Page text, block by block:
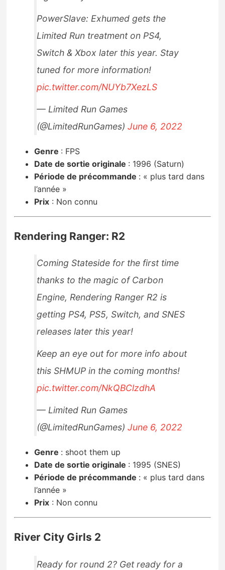
PowerSlave: Exhumed gets the
Limited Run treatment on PS4,
Switch & Xbox later this year. Stay
tuned for more information!
pic.twitter.com/NUYb7XezLS
— Limited Run Games
(@LimitedRunGames)June 6, 2022
Genre : FPS
Date de sortie originale : 1996 (Saturn)
Période de précommande : « plus tard dans
l’année »
Prix : Non connu
Rendering Ranger: R2
Coming Stateside for the first time
thanks to the magic of Carbon
Engine, Rendering Ranger R2 is
getting PS4, PS5, Switch, and SNES
releases later this year!
Keep an eye out for more info about
this SHMUP in the coming months!
pic.twitter.com/NkQBClzdhA
— Limited Run Games
(@LimitedRunGames)June 6, 2022
Genre : shoot them up
Date de sortie originale : 1995 (SNES)
Période de précommande : « plus tard dans
l’année »
Prix : Non connu
River City Girls 2
Ready for round 2? Get ready for a